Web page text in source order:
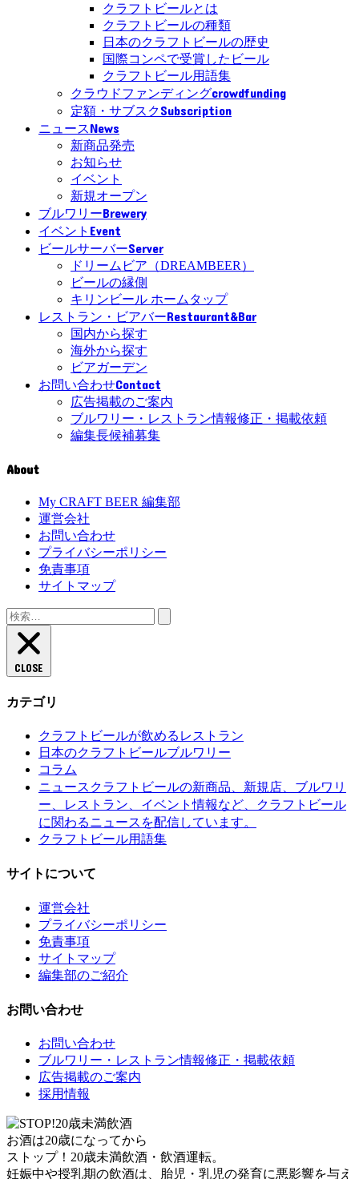
クラフトビールとは
クラフトビールの種類
日本のクラフトビールの歴史
国際コンペで受賞したビール
クラフトビール用語集
クラウドファンディングcrowdfunding
定額・サブスクSubscription
ニュースNews
新商品発売
お知らせ
イベント
新規オープン
ブルワリーBrewery
イベント Event
ビールサーバーServer
ドリームビア（DREAMBEER）
ビールの縁側
キリンビール ホームタップ
レストラン・ビアバーRestaurant&Bar
国内から探す
海外から探す
ビアガーデン
お問い合わせContact
広告掲載のご案内
ブルワリー・レストラン情報修正・掲載依頼
編集長候補募集
About
My CRAFT BEER 編集部
運営会社
お問い合わせ
プライバシーポリシー
免責事項
サイトマップ
検
索:
CLOSE
カテゴリ
クラフトビールが飲めるレストラン
日本のクラフトビールブルワリー
コラム
ニュース クラフトビールの新商品、新規店、ブルワリ
ー、レストラン、イベント情報など、クラフトビール
に関わるニュースを配信しています。
クラフトビール用語集
サイトについて
運営会社
プライバシーポリシー
免責事項
サイトマップ
編集部のご紹介
お問い合わせ
お問い合わせ
ブルワリー・レストラン情報修正・掲載依頼
広告掲載のご案内
採用情報
お酒は20歳になってから
ストップ！20歳未満飲酒・飲酒運転。
妊娠中や授乳期の飲酒は、胎児・乳児の発育に悪影響を与え